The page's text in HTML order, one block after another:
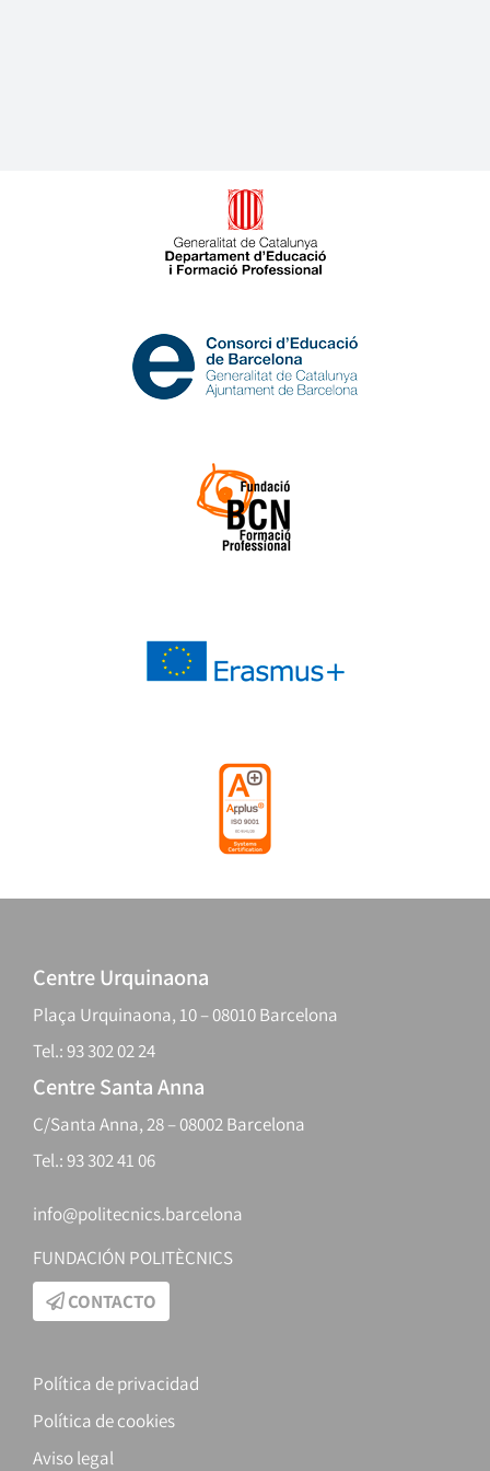
Centre Urquinaona
Plaça Urquinaona, 10 – 08010 Barcelona
Tel.: 93 302 02 24
Centre Santa Anna
C/Santa Anna, 28 – 08002 Barcelona
Tel.: 93 302 41 06
info@politecnics.barcelona
FUNDACIÓN POLITÈCNICS
CONTACTO
Política de privacidad
Política de cookies
Aviso legal